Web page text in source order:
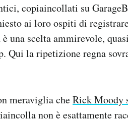
copiaincollati su
ai loro ospiti di
una scelta ammirevole,
Qui la ripetizione regna
meraviglia cheRick Moody
non è esattamente